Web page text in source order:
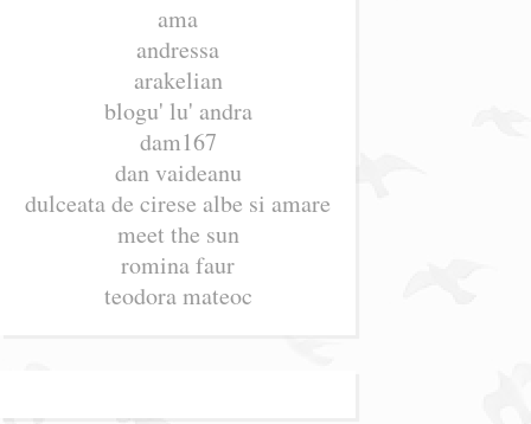
ama
andressa
arakelian
blogu' lu' andra
dam167
dan vaideanu
dulceata de cirese albe si amare
meet the sun
romina faur
teodora mateoc